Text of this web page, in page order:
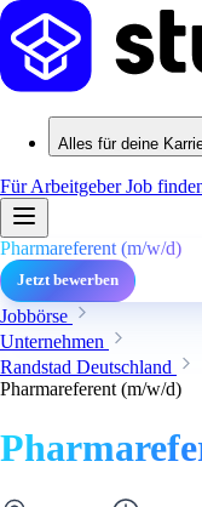
Alles für deine
Für ArbeitgeberJob
Pharmareferent (m/w/d)
Jetzt bewerben
Jobbörse
Unternehmen
Randstad Deutschland
Pharmareferent (m/w/d)